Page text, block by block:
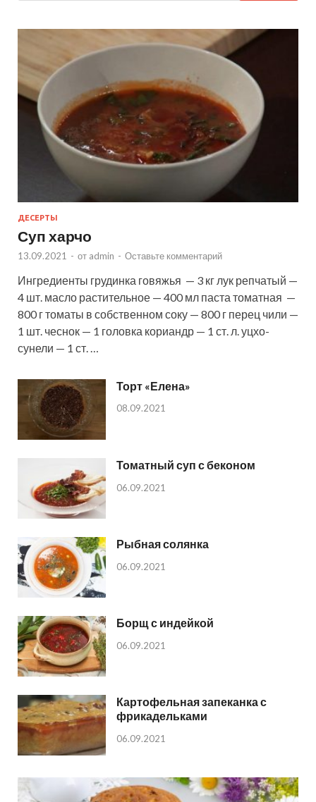
ДЕСЕРТЫ
Суп харчо
13.09.2021 - от admin - Оставьте комментарий
Ингредиенты грудинка говяжья — 3 кг лук репчатый —
4 шт. масло растительное — 400 мл паста томатная —
800 г томаты в собственном соку — 800 г перец чили —
1 шт. чеснок — 1 головка кориандр — 1 ст. л. уцхо-
сунели — 1 ст. …
Торт «Елена»
08.09.2021
Томатный суп с беконом
06.09.2021
Рыбная солянка
06.09.2021
Борщ с индейкой
06.09.2021
Картофельная запеканка с
фрикадельками
06.09.2021